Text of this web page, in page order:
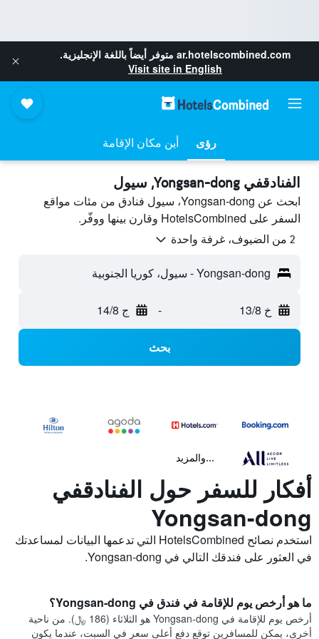
ar.hotelscombined.com متوفر أيضاً باللغة الإنجليزية.
Visit site in English
رؤى أين مكان الإقامة
الفنادقفي Yongsan-dong, سيول
ابحث عن Yongsan-dong، سيول فنادق من مئات مواقع
السفر على HotelsCombined وقارن بينها ووفّر.
2 من الضيوف، غرفة واحدة
Yongsan-dong - سيول، كوريا الجنوبية
خ 13/8 - ج 14/8
بحث
...والمزيد
أفكار للسفر حول الفنادقفي
Yongsan-dong
استخدم نصائح HotelsCombined التي تدعمها البيانات لمساعدتك
في العثور على فندقك التالي في Yongsan-dong.
ما هو أرخص يوم للإقامة في فندق في Yongsan-dong؟
أرخص يوم للإقامة في Yongsan-dong هو الثلاثاء (186 ﷼). من ناحية
أخرى، يمكن للمسافرين توقع دفع أعلى سعر في السبت، عندما يكون